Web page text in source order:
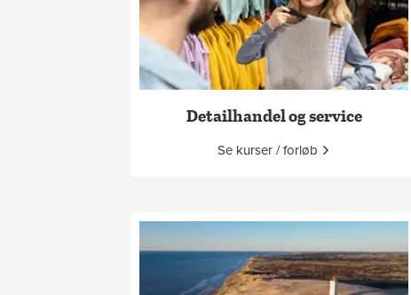
Detailhandel og service
Se kurser / forløb